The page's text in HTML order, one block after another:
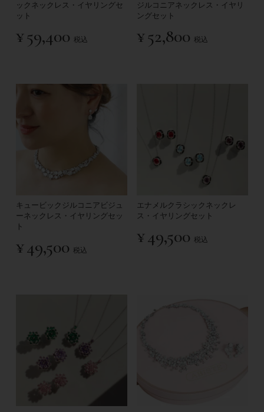
ックネックレス・イヤリングセ
ット
¥59,400 税込
ジルコニアネックレス・イヤリ
ングセット
¥52,800 税込
キュービックジルコニアビジュ
ーネックレス・イヤリングセッ
ト
¥49,500 税込
エナメルクラシックネックレ
ス・イヤリングセット
¥49,500 税込